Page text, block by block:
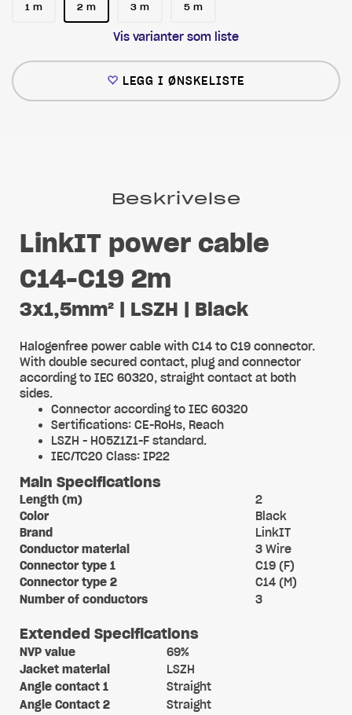
1 m 2 m 3 m 5 m
Vis varianter som liste
LEGG I ØNSKELISTE
Beskrivelse
LinkIT power cable
C14-C19 2m
3x1,5mm² | LSZH | Black
Halogenfree power cable with C14 to C19 connector.
With double secured contact, plug and connector
according to IEC 60320, straight contact at both
sides.
Connector according to IEC 60320
Sertifications: CE-RoHs, Reach
LSZH - H05Z1Z1-F standard.
IEC/TC20 Class: IP22
Main Specifications
Length (m)
2
Color
Black
Brand
LinkIT
Conductor material
3 Wire
Connector type 1
C19 (F)
Connector type 2
C14 (M)
Number of conductors
3
Extended Specifications
NVP value
69%
Jacket material
LSZH
Angle contact 1
Straight
Angle Contact 2
Straight